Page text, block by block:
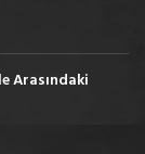
Arasındaki